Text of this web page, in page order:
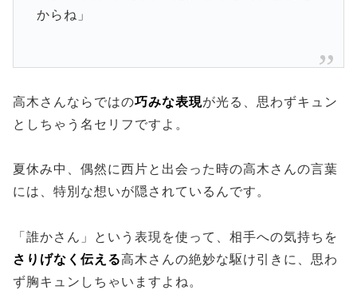
からね」
高木さんならではの巧みな表現が光る、思わずキュン
としちゃう名セリフですよ。
夏休み中、偶然に西片と出会った時の高木さんの言葉
には、特別な想いが隠されているんです。
「誰かさん」という表現を使って、相手への気持ちを
さりげなく伝える高木さんの絶妙な駆け引きに、思わ
ず胸キュンしちゃいますよね。